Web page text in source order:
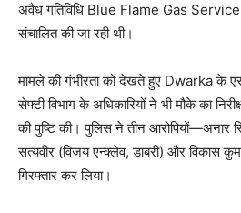
अवैध गतिविधि Blue Flame Gas Service से
संचालित की जा रही थी।
मामले की गंभीरता को देखते हुए Dwarka के
सेफ्टी विभाग के अधिकारियों ने भी मौके का
की पुष्टि की। पुलिस ने तीन आरोपियों—अनार
सत्यवीर (विजय एन्क्लेव, डाबरी) और विकास
गिरफ्तार कर लिया।